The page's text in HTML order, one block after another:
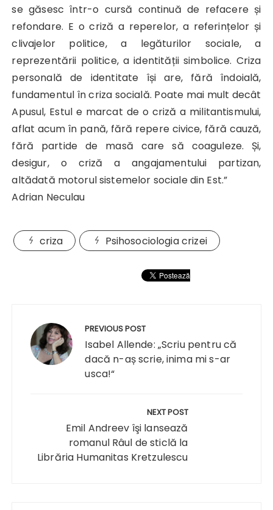
se găsesc într-o cursă continuă de refacere și
refondare. E o criză a reperelor, a referințelor și
clivajelor politice, a legăturilor sociale, a
reprezentării politice, a identității simbolice. Criza
personală de identitate își are, fără îndoială,
fundamentul în criza socială. Poate mai mult decât
Apusul, Estul e marcat de o criză a militantismului,
aflat acum în pană, fără repere civice, fără cauză,
fără partide de masă care să coaguleze. Și,
desigur, o criză a angajamentului partizan,
altădată motorul sistemelor sociale din Est.”
Adrian Neculau
criza Psihosociologia crizei
articole
PREVIOUS POST
Isabel Allende: „Scriu pentru că
dacă n-aș scrie, inima mi s-ar
usca!“
NEXT POST
Emil Andreev îşi lansează
romanul Râul de sticlă la
Librăria Humanitas Kretzulescu